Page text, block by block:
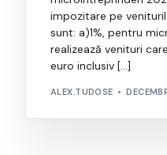
impozitare pe
sunt: a)1%, pentru
realizează venituri
euro inclusiv […]
ALEX.TUDOSE